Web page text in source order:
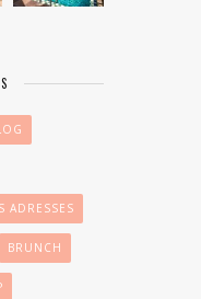
ADRESSES
BRUNCH